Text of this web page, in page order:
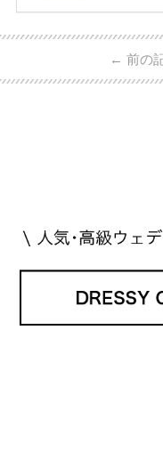
ーウィン
日本で人
・愛用し
← 前の